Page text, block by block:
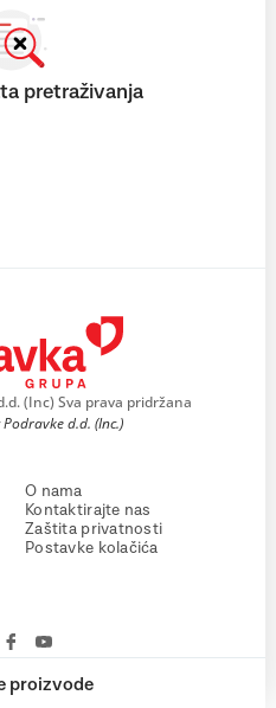
proizvode
pretraživanja
(Inc) Sva prava pridržana
d.d. (Inc.)
O nama
Kontaktirajte nas
Zaštita privatnosti
Postavke kolačića